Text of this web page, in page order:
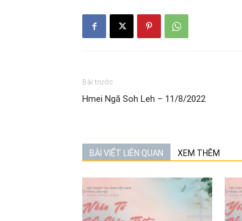
Bài trước
Hmei Ngă Soh Leh – 11/8/2022
BÀI VIẾT LIÊN QUAN XEM THÊM